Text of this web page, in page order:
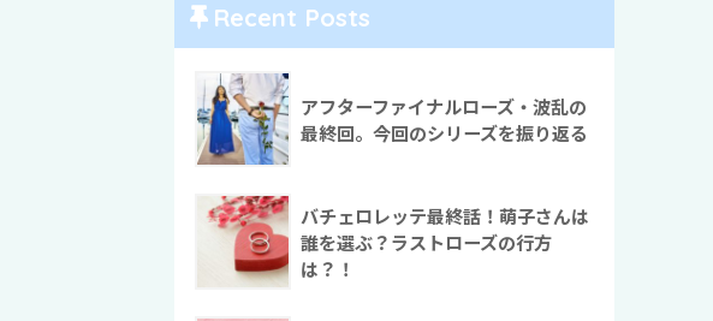
Recent Posts
アフターファイナルローズ・波乱の
最終回。今回のシリーズを振り返る
バチェロレッテ最終話！萌子さんは
誰を選ぶ？ラストローズの行方
は？！